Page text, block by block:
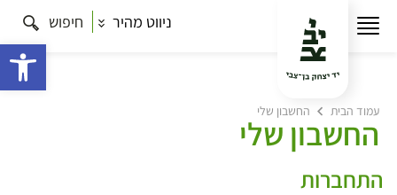
ניווט מהיר חיפוש
עמוד הבית החשבון שלי
החשבון שלי
התחברות